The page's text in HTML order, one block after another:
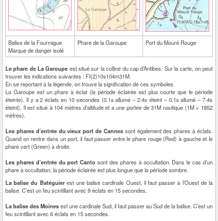
Balise de la Fourmigue
Marque de danger isolé
Phare de la Garoupe Port du Mouré Rouge
Le phare de La Garoupe est situé sur la colline du cap d’Antibes. Sur la carte, on peut
trouver les indications suivantes : FI(2)10s104m31M.
En se reportant à la légende, on trouve la signification de ces symboles.
La Garoupe est un phare à éclat (la période éclairée est plus courte que le période
éteinte). Il y a 2 éclats en 10 secondes (0.1s allumé – 2.4s éteint – 0.1s allumé – 7.4s
éteint). Il est situé à 104 mètres d’altitude et a une portée de 31M nautique (1M = 1852
mètres).
Les phares d’entrée du vieux port de Cannes sont également des phares à éclats.
Quand on rentre dans un port, il faut passer entre le phare rouge (Red) à gauche et le
phare vert (Green) à droite.
Les phares d’entrée du port Cantosont des phares à occultation. Dans le cas d’un
phare à occultation, la période éclairée est plus longue que la période sombre.
La balise du Batéguier est une balise cardinale Ouest, il faut passer à l’Ouest de la
balise. C’est un feu scintillant avec 9 éclats en 15 secondes.
La balise des Moinesest une cardinale Sud, il faut passer au Sud de la balise. C’est un
feu scintillant avec 6 éclats en 15 secondes.